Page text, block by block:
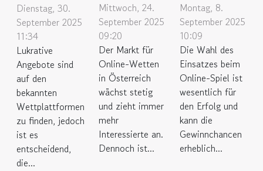
Dienstag, 30.
September 2025
11:34
Lukrative
Angebote sind
auf den
bekannten
Wettplattformen
zu finden, jedoch
ist es
entscheidend,
die...
Mittwoch, 24.
September 2025
09:20
Der Markt für
Online-Wetten
in Österreich
wächst stetig
und zieht immer
mehr
Interessierte an.
Dennoch ist...
Montag, 8.
September 2025
10:09
Die Wahl des
Einsatzes beim
Online-Spiel ist
wesentlich für
den Erfolg und
kann die
Gewinnchancen
erheblich...